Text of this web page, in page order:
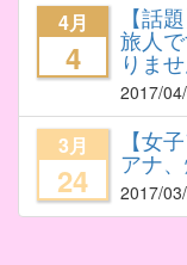
4月
4
【話
旅人
りませ
2017/
3月
24
【女
アナ
2017/